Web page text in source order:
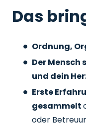
Das
Ordnung,
Der
und dein
Erste
gesammelt
oder